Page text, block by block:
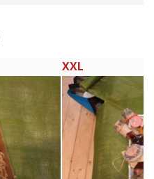
XXL